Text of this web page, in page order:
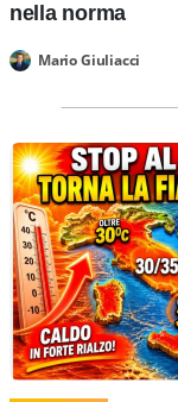
nella norma
Mario Giuliacci